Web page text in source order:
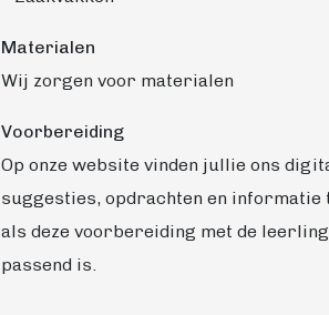
Materialen
Wij zorgen voor materialen
Voorbereiding
Op onze website vinden jullie ons
suggesties, opdrachten en informatie
als deze voorbereiding met de
passend is.